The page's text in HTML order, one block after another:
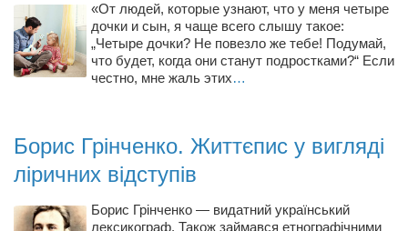
«От людей, которые узнают, что у меня четыре
дочки и сын, я чаще всего слышу такое:
„Четыре дочки? Не повезло же тебе! Подумай,
что будет, когда они станут подростками?“ Если
честно, мне жаль этих…
Борис Грінченко. Життєпис у вигляді
ліричних відступів
Борис Грінченко — видатний український
лексикограф. Також займався етнографічними